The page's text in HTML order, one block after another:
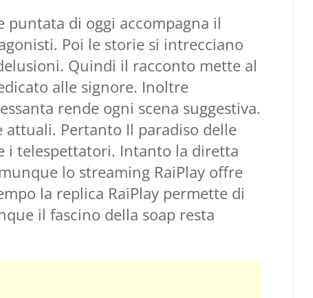
di oggi accompagna il
Poi le storie si intrecciano
Quindi il racconto mette al
alle signore. Inoltre
rende ogni scena suggestiva.
Pertanto Il paradiso delle
i telespettatori. Intanto la diretta
lo streaming RaiPlay offre
la replica RaiPlay permette di
il fascino della soap resta